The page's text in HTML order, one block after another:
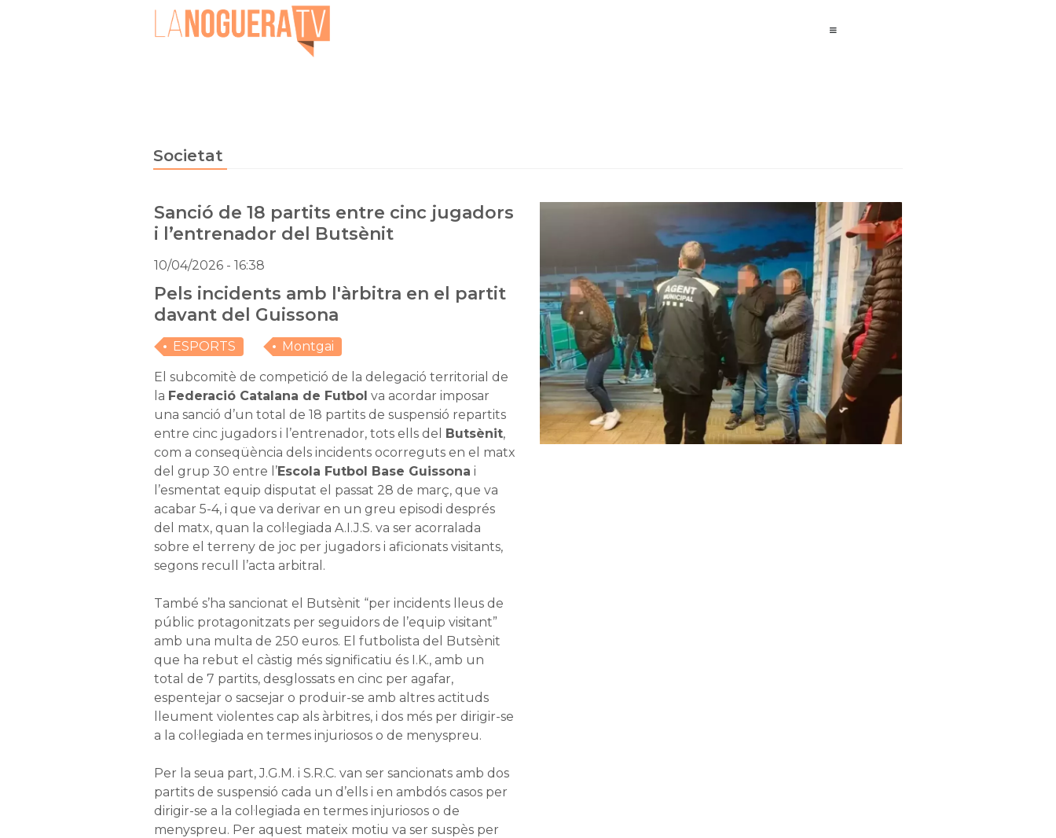
Societat
Sanció de 18 partits entre cinc jugadors
i l’entrenador del Butsènit
10/04/2026 - 16:38
Pels incidents amb l'àrbitra en el partit
davant del Guissona
ESPORTS Montgai
El subcomitè de competició de la delegació territorial de
la Federació Catalana de Futbol va acordar imposar
una sanció d’un total de 18 partits de suspensió repartits
entre cinc jugadors i l’entrenador, tots ells del Butsènit,
com a conseqüència dels incidents ocorreguts en el matx
del grup 30 entre l’Escola Futbol Base Guissona i
l’esmentat equip disputat el passat 28 de març, que va
acabar 5-4, i que va derivar en un greu episodi després
del matx, quan la col·legiada A.I.J.S. va ser acorralada
sobre el terreny de joc per jugadors i aficionats visitants,
segons recull l’acta arbitral.
També s’ha sancionat el Butsènit “per incidents lleus de
públic protagonitzats per seguidors de l’equip visitant”
amb una multa de 250 euros. El futbolista del Butsènit
que ha rebut el càstig més significatiu és I.K., amb un
total de 7 partits, desglossats en cinc per agafar,
espentejar o sacsejar o produir-se amb altres actituds
lleument violentes cap als àrbitres, i dos més per dirigir-se
a la col·legiada en termes injuriosos o de menyspreu.
Per la seua part, J.G.M. i S.R.C. van ser sancionats amb dos
partits de suspensió cada un d’ells i en ambdós casos per
dirigir-se a la col·legiada en termes injuriosos o de
menyspreu. Per aquest mateix motiu va ser suspès per